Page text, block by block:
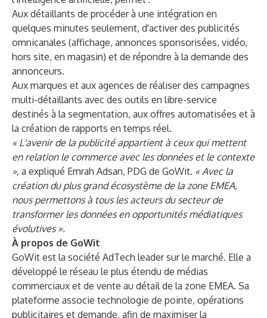
Aux détaillants de procéder à une intégration en
quelques minutes seulement, d'activer des publicités
omnicanales (affichage, annonces sponsorisées, vidéo,
hors site, en magasin) et de répondre à la demande des
annonceurs.
Aux marques et aux agences de réaliser des campagnes
multi-détaillants avec des outils en libre-service
destinés à la segmentation, aux offres automatisées et à
la création de rapports en temps réel.
« L'avenir de la publicité appartient à ceux qui mettent
en relation le commerce avec les données et le contexte
», a expliqué Emrah Adsan, PDG de GoWit. « Avec la
création du plus grand écosystème de la zone EMEA,
nous permettons à tous les acteurs du secteur de
transformer les données en opportunités médiatiques
évolutives ».
À propos de GoWit
GoWit est la société AdTech leader sur le marché. Elle a
développé le réseau le plus étendu de médias
commerciaux et de vente au détail de la zone EMEA. Sa
plateforme associe technologie de pointe, opérations
publicitaires et demande, afin de maximiser la